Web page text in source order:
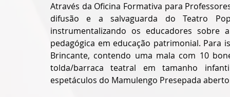
Através da Oficina Formativa para
difusão e a salvaguarda do Teatro
instrumentalizando os educadores sobre
pedagógica em educação patrimonial. Para
Brincante, contendo uma mala com 10
tolda/barraca teatral em tamanho
espetáculos do Mamulengo Presepada